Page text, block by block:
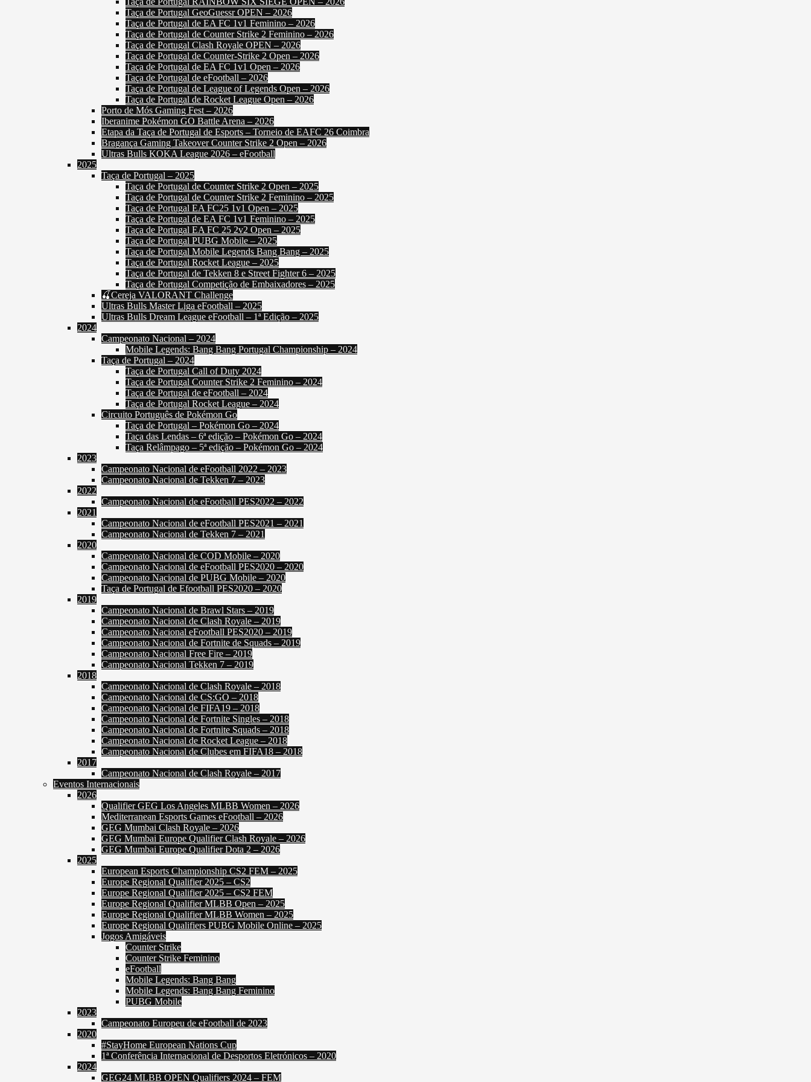
Taça de Portugal GeoGuessr OPEN – 2026
Taça de Portugal de EA FC 1v1 Feminino – 2026
Taça de Portugal de Counter Strike 2 Feminino – 2026
Taça de Portugal Clash Royale OPEN – 2026
Taça de Portugal de Counter-Strike 2 Open – 2026
Taça de Portugal de EA FC 1v1 Open – 2026
Taça de Portugal de eFootball – 2026
Taça de Portugal de League of Legends Open – 2026
Taça de Portugal de Rocket League Open – 2026
Porto de Mós Gaming Fest – 2026
Iberanime Pokémon GO Battle Arena – 2026
Etapa da Taça de Portugal de Esports – Torneio de EAFC 26 Coimbra
Bragança Gaming Takeover Counter Strike 2 Open – 2026
Ultras Bulls KOKA League 2026 – eFootball
2025
Taça de Portugal – 2025
Taça de Portugal de Counter Strike 2 Open – 2025
Taça de Portugal de Counter Strike 2 Feminino – 2025
Taça de Portugal EA FC25 1v1 Open – 2025
Taça de Portugal de EA FC 1v1 Feminino – 2025
Taça de Portugal EA FC 25 2v2 Open – 2025
Taça de Portugal PUBG Mobile – 2025
Taça de Portugal Mobile Legends Bang Bang – 2025
Taça de Portugal Rocket League – 2025
Taça de Portugal de Tekken 8 e Street Fighter 6 – 2025
Taça de Portugal Competição de Embaixadores – 2025
🍒Cereja VALORANT Challenge
Ultras Bulls Master Liga eFootball – 2025
Ultras Bulls Dream League eFootball – 1ª Edição – 2025
2024
Campeonato Nacional – 2024
Mobile Legends: Bang Bang Portugal Championship – 2024
Taça de Portugal – 2024
Taça de Portugal Call of Duty 2024
Taça de Portugal Counter Strike 2 Feminino – 2024
Taça de Portugal de eFootball – 2024
Taça de Portugal Rocket League – 2024
Circuito Português de Pokémon Go
Taça de Portugal – Pokémon Go – 2024
Taça das Lendas – 6ª edição – Pokémon Go – 2024
Taça Relâmpago – 5ª edição – Pokémon Go – 2024
2023
Campeonato Nacional de eFootball 2022 – 2023
Campeonato Nacional de Tekken 7 – 2023
2022
Campeonato Nacional de eFootball PES2022 – 2022
2021
Campeonato Nacional de eFootball PES2021 – 2021
Campeonato Nacional de Tekken 7 – 2021
2020
Campeonato Nacional de COD Mobile – 2020
Campeonato Nacional de eFootball PES2020 – 2020
Campeonato Nacional de PUBG Mobile – 2020
Taça de Portugal de Efootball PES2020 – 2020
2019
Campeonato Nacional de Brawl Stars – 2019
Campeonato Nacional de Clash Royale – 2019
Campeonato Nacional eFootball PES2020 – 2019
Campeonato Nacional de Fortnite de Squads – 2019
Campeonato Nacional Free Fire – 2019
Campeonato Nacional Tekken 7 – 2019
2018
Campeonato Nacional de Clash Royale – 2018
Campeonato Nacional de CS:GO – 2018
Campeonato Nacional de FIFA19 – 2018
Campeonato Nacional de Fortnite Singles – 2018
Campeonato Nacional de Fortnite Squads – 2018
Campeonato Nacional de Rocket League – 2018
Campeonato Nacional de Clubes em FIFA18 – 2018
2017
Campeonato Nacional de Clash Royale – 2017
Eventos Internacionais
2026
Qualifier GEG Los Angeles MLBB Women – 2026
Mediterranean Esports Games eFootball – 2026
GEG Mumbai Clash Royale – 2026
GEG Mumbai Europe Qualifier Clash Royale – 2026
GEG Mumbai Europe Qualifier Dota 2 – 2026
2025
European Esports Championship CS2 FEM – 2025
Europe Regional Qualifier 2025 – CS2
Europe Regional Qualifier 2025 – CS2 FEM
Europe Regional Qualifier MLBB Open – 2025
Europe Regional Qualifier MLBB Women – 2025
Europe Regional Qualifiers PUBG Mobile Online – 2025
Jogos Amigáveis
Counter Strike
Counter Strike Feminino
eFootball
Mobile Legends: Bang Bang
Mobile Legends: Bang Bang Feminino
PUBG Mobile
2023
Campeonato Europeu de eFootball de 2023
2020
#StayHome European Nations Cup
1ª Conferência Internacional de Desportos Eletrónicos – 2020
2024
GEG24 MLBB OPEN Qualifiers 2024 – FEM